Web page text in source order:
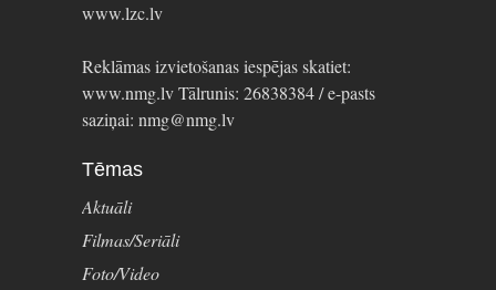
www.lzc.lv
Reklāmas izvietošanas iespējas skatiet:
www.nmg.lv Tālrunis: 26838384 / e-pasts
saziņai: nmg@nmg.lv
Tēmas
Aktuāli
Filmas/Seriāli
Foto/Video